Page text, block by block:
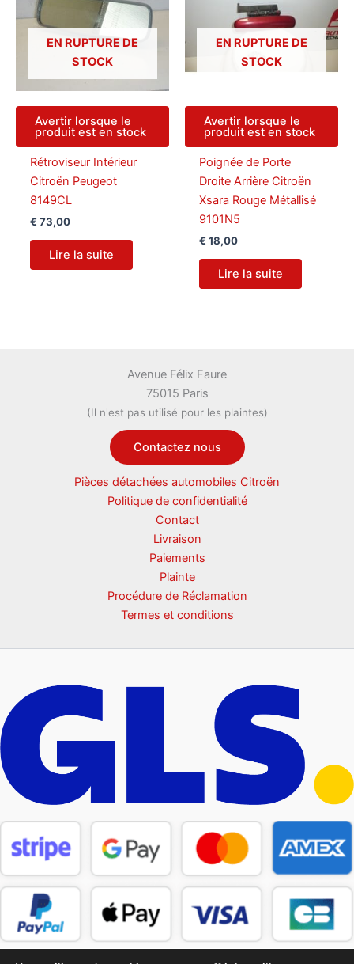
EN RUPTURE DE
STOCK
Avertir lorsque le
produit est en stock
Rétroviseur Intérieur
Citroën Peugeot
8149CL
€ 73,00
Lire la suite
EN RUPTURE DE
STOCK
Avertir lorsque le
produit est en stock
Poignée de Porte
Droite Arrière Citroën
Xsara Rouge Métallisé
9101N5
€ 18,00
Lire la suite
Avenue Félix Faure
75015 Paris
(Il n'est pas utilisé pour les plaintes)
Contactez nous
Pièces détachées automobiles Citroën
Politique de confidentialité
Contact
Livraison
Paiements
Plainte
Procédure de Réclamation
Termes et conditions